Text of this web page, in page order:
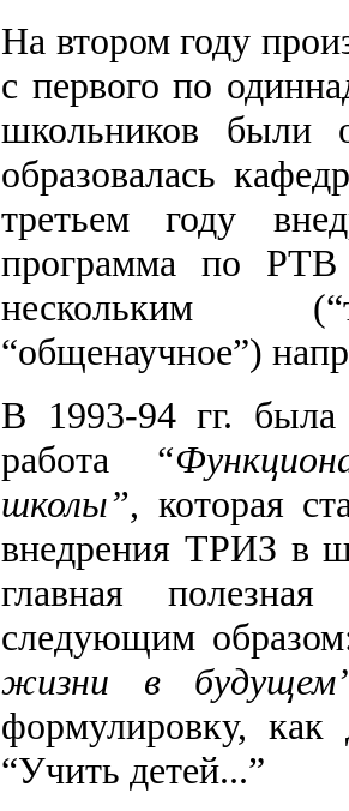
На втором году
с первого по
школьников были
образовалась
третьем году
программа по
нескольким
“общенаучное”)
В 1993-94 гг. была
работа
школы”, которая
внедрения ТРИЗ в
главная
следующим
жизни в
формулировку, как
“Учить детей...”